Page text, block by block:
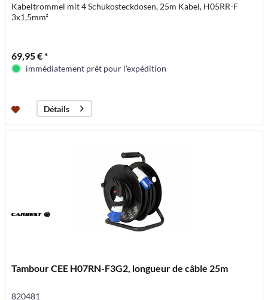
Kabeltrommel mit 4 Schukosteckdosen, 25m Kabel, H05RR-F
3x1,5mm²
69,95 € *
immédiatement prêt pour l'expédition
Détails
Tambour CEE H07RN-F3G2, longueur de câble 25m
820481